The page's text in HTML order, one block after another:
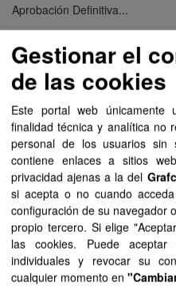
Aprobación Definitiva...
Aprobación Definitiva...
Aprobación Definitiva...
Aprobación Definitiva...
Aprobación Definitiva...
Aprobación Definitiva...
Aprobación Definitiva...
Aprobación Definitiva...
Aprobación Definitiva...
Gestionar el
de las cookies
Este portal web únicamente
finalidad técnica y analítica no
personal de los usuarios sin
contiene enlaces a sitios
privacidad ajenas a la del
si acepta o no cuando
configuración de su navegador
propio tercero. Si elige
las cookies. Puede
individuales y revocar su
cualquier momento en